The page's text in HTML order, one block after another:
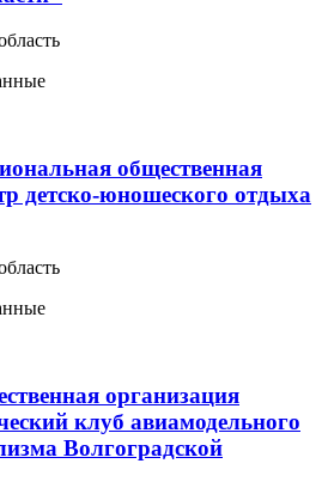
общественная
детско-юношеского отдыха
организация
клуб авиамодельного
Волгоградской